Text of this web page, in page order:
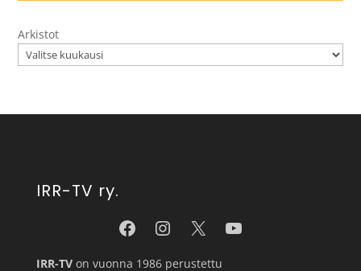
Arkistot
IRR-TV ry.
IRR-TVon vuonna 1986 perustettu